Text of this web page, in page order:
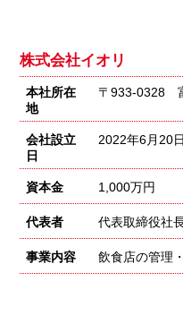
株式会社イオリ
本社所在
地
〒933-0328
会社設立
日
2022年6月20日
資本金 1,000万円
代表者 代表取締役社
事業内容 飲食店の管理